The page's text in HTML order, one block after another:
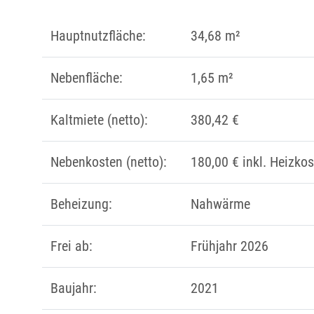
Hauptnutzfläche: 34,68 m²
Nebenfläche: 1,65 m²
Kaltmiete (netto): 380,42 €
Nebenkosten (netto): 180,00 € inkl.
Beheizung: Nahwärme
Frei ab: Frühjahr 2026
Baujahr: 2021